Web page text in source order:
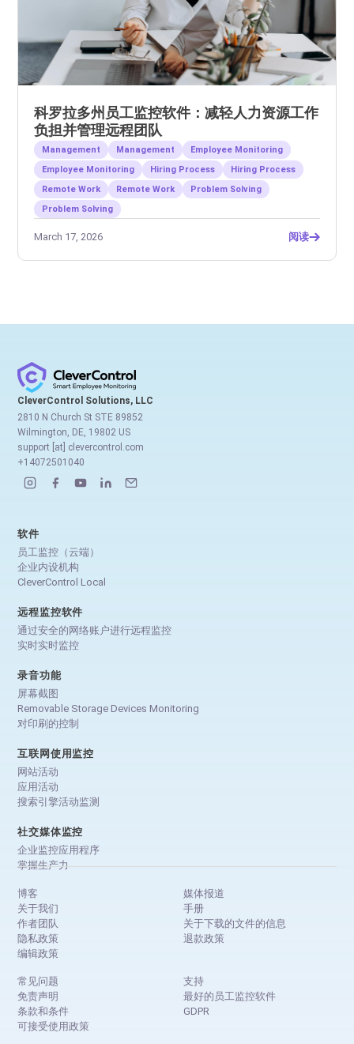
科罗拉多州员工监控软件：减轻人力资源工作
负担并管理远程团队
Management Management
Employee Monitoring
Employee Monitoring
Hiring Process
Hiring Process
Remote Work
Remote Work
Problem Solving
Problem Solving
March 17, 2026 阅读
CleverControl Solutions, LLC
2810 N Church St STE 89852
Wilmington, DE, 19802 US
support [at] clevercontrol.com
+14072501040
软件
员工监控（云端）
企业内设机构
CleverControl Local
远程监控软件
通过安全的网络账户进行远程监控
实时实时监控
录音功能
屏幕截图
Removable Storage Devices Monitoring
对印刷的控制
互联网使用监控
网站活动
应用活动
搜索引擎活动监测
社交媒体监控
企业监控应用程序
掌握生产力
博客
关于我们
作者团队
隐私政策
编辑政策
媒体报道
手册
关于下载的文件的信息
退款政策
常见问题
免责声明
条款和条件
可接受使用政策
支持
最好的员工监控软件
GDPR